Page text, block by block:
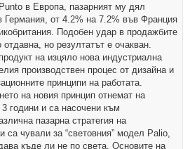
в Европа, пазарният му дял
Германия, от 4.2% на 7.2% във Франция
Подобен удар в продажбите
но резултатът е очакван.
на изцяло нова индустриална
производствен процес от дизайна и
принципи на работата.
на новия принцип отнемат на
3 години и са насочени към
пазарна стратегия на
са чували за “световния” модел Palio,
къде ли не по света. Основите на